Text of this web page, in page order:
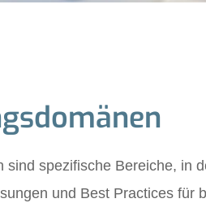
sind spezifische Bereiche, in
und Best Practices für